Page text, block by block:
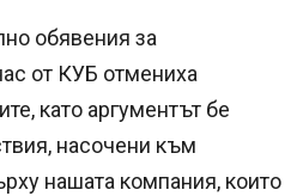
обявения за
от КУБ отмениха
като аргументът бе
насочени към
нашата компания, които